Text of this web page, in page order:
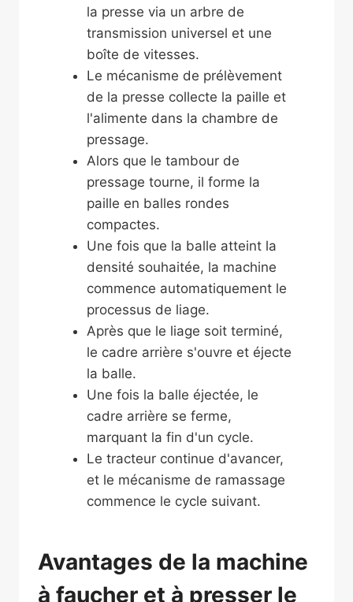
la presse via un arbre de
transmission universel et une
boîte de vitesses.
Le mécanisme de prélèvement
de la presse collecte la paille et
l'alimente dans la chambre de
pressage.
Alors que le tambour de
pressage tourne, il forme la
paille en balles rondes
compactes.
Une fois que la balle atteint la
densité souhaitée, la machine
commence automatiquement le
processus de liage.
Après que le liage soit terminé,
le cadre arrière s'ouvre et éjecte
la balle.
Une fois la balle éjectée, le
cadre arrière se ferme,
marquant la fin d'un cycle.
Le tracteur continue d'avancer,
et le mécanisme de ramassage
commence le cycle suivant.
Avantages de la machine
à faucher et à presser le